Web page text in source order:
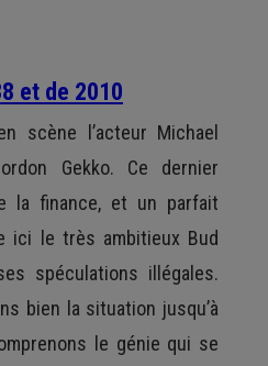
et de 2010
scène l’acteur Michael
Gekko. Ce dernier
la finance, et un parfait
ici le très ambitieux Bud
spéculations illégales.
bien la situation jusqu’à
le génie qui se